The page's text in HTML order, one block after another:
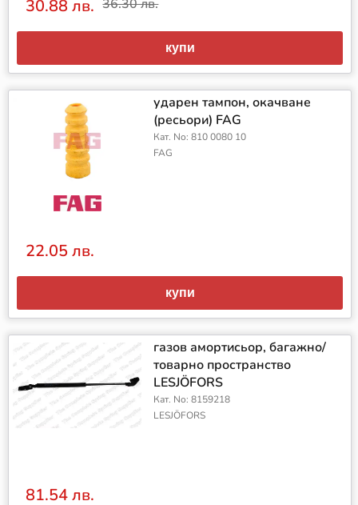
30.88 лв. 36.30 лв.
купи
ударен тампон, окачване
(ресьори) FAG
Кат. No: 810 0080 10
FAG
22.05 лв.
купи
газов амортисьор, багажно/
товарно пространство
LESJÖFORS
Кат. No: 8159218
LESJÖFORS
81.54 лв.